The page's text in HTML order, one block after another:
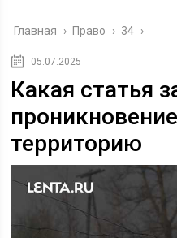
Главная › Право › 34 ›
05.07.2025
Какая статья
территорию